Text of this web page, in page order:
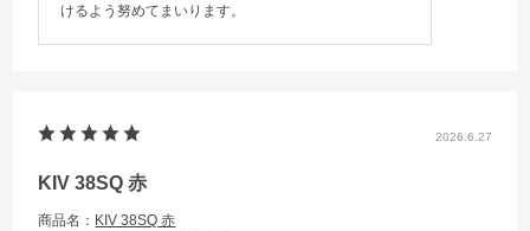
けるよう努めてまいります。
2026.6.27
KIV 38SQ 赤
商品名： KIV 38SQ 赤